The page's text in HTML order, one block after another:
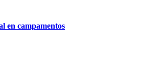
en campamentos